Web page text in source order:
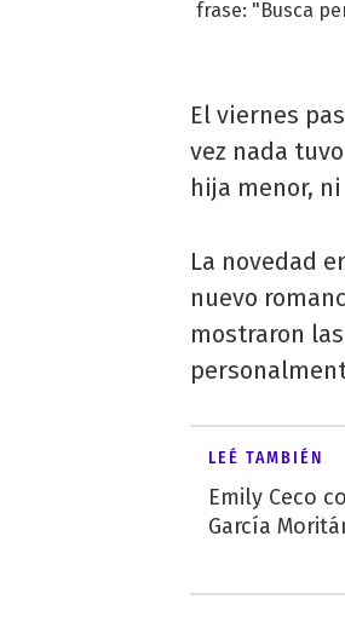
frase: "Busca
El viernes
vez nada
hija menor,
La novedad
nuevo
mostraron
LEÉ TAMBIÉN
Emily Ceco
García